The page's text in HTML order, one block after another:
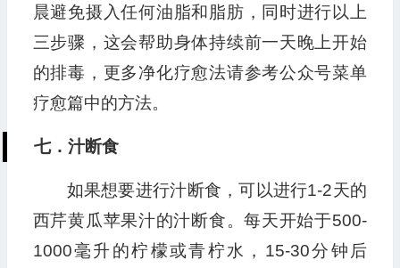
晨避免摄入任何油脂和脂肪，同时进行以上
三步骤，这会帮助身体持续前一天晚上开始
的排毒，更多净化疗愈法请参考公众号菜单
疗愈篇中的方法。
七．汁断食
如果想要进行汁断食，可以进行1-2天的
西芹黄瓜苹果汁的汁断食。每天开始于500-
1000毫升的柠檬或青柠水，15-30分钟后